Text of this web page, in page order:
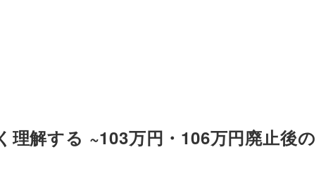
理解する ~103万円・106万円廃止後の